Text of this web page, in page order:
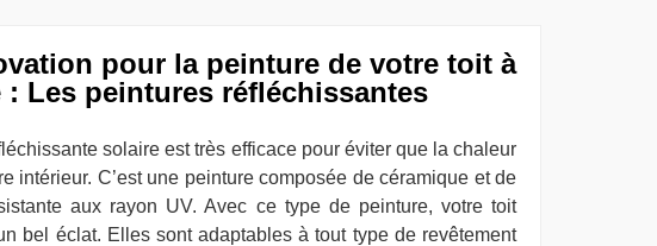
pour la peinture de votre toit à
: Les peintures réfléchissantes
solaire est très efficace pour éviter que la chaleur
intérieur. C’est une peinture composée de céramique et de
aux rayon UV. Avec ce type de peinture, votre toit
bel éclat. Elles sont adaptables à tout type de revêtement